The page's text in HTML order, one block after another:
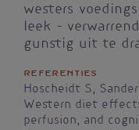
westers
leek –
gunstig uit te
Referenties
Hoscheidt S,
Western diet
perfusion, and